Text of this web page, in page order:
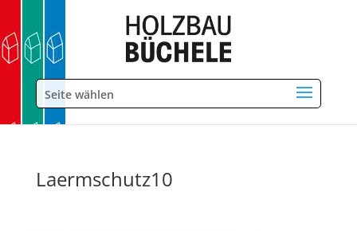
Seite wählen
Laermschutz10